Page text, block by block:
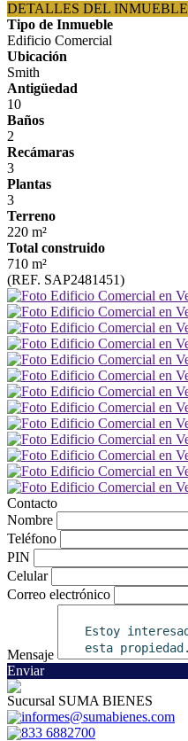
DETALLES DEL INMUEBLE
Tipo de Inmueble
Edificio Comercial
Ubicación
Smith
Antigüedad
10
Baños
2
Recámaras
3
Plantas
3
Terreno
220 m²
Total construido
710 m²
(REF. SAP2481451)
Contacto
Nombre
Teléfono
PIN
Celular
Correo electrónico
Mensaje
Enviar
Sucursal SUMA BIENES
informes@sumabienes.com
833 6882700